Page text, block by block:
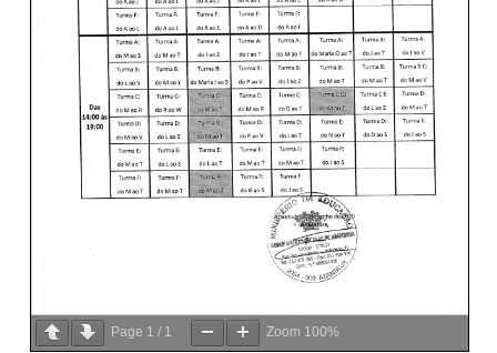
Page 1 / 1 Zoom 100%